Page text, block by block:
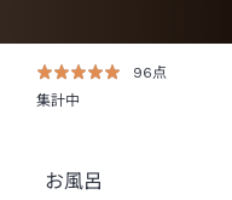
96点
集計中
お風呂